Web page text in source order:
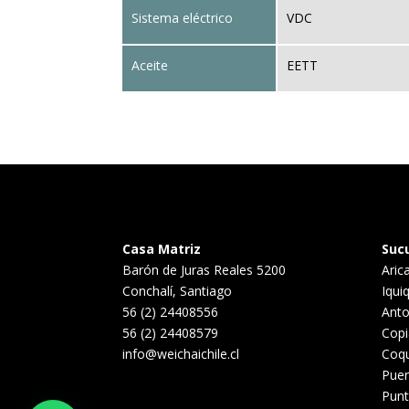
Sistema eléctrico
Aceite
VDC
EETT
Casa Matriz
Barón de Juras Reales 5200
Conchalí, Santiago
56 (2) 24408556
56 (2) 24408579
info@weichaichile.cl